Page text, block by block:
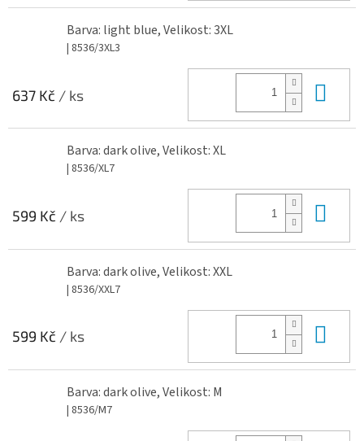
Barva: light blue, Velikost: 3XL
| 8536/3XL3
637 Kč / ks
Barva: dark olive, Velikost: XL
| 8536/XL7
599 Kč / ks
Barva: dark olive, Velikost: XXL
| 8536/XXL7
599 Kč / ks
Barva: dark olive, Velikost: M
| 8536/M7